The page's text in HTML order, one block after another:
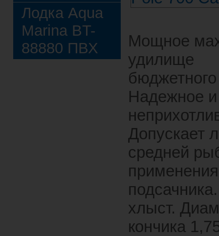
Лодка Aqua
Marina BT-
88880 ПВХ
Мощное
удилище
Надежное и
Допускает
средней
применения
хлыст.
кончика